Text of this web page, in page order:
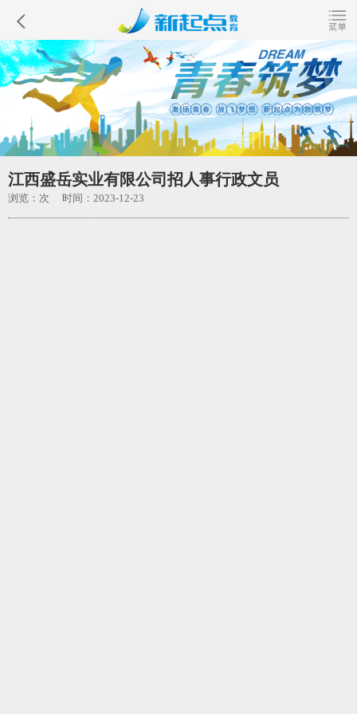
江西盛岳实业有限公司招人事行政文员
浏览： 次 时间：2023-12-23